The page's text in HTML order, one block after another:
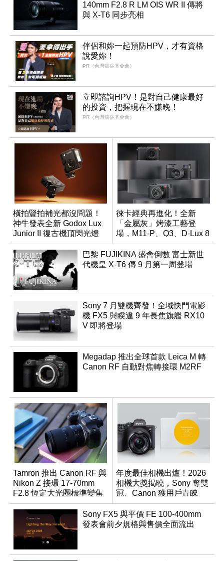
140mm F2.8 R LM OIS WR II 傳將
與 X-T6 同步亮相
伴侶和妳一起預防HPV，才有資格
說愛妳！
PR（台灣癌症基金會）
立即諮詢HPV！是對自己健康最好
的投資，把握現在不嫌晚！
PR（台灣癌症基金會）
橫拍豎拍補光都沒問題！
神牛發表全新 Godox Lux
Junior II 復古機頂閃光燈
徠卡經典再進化！全新
「金屬灰」烤漆工藝登
場，M11-P、Q3、D-Lux 8
領銜換裝
巴黎 FUJIKINA 盛會倒數 富士新世
代機皇 X-T6 傳 9 月第一周登場
Sony 7 月雙機齊發！全域快門電影
機 FX5 與睽違 9 年長焦旗艦 RX10
V 即將登場
Megadap 推出全球首款 Leica M 轉
Canon RF 自動對焦轉接環 M2RF
Tamron 推出 Canon RF 與
Nikon Z 接環 17-70mm
F2.8 恆定大光圈標準變焦
鏡
年度最佳相機出爐！2026
相機大獎揭曉，Sony 奪雙
冠、Canon 獲用戶青睞
Sony FX5 與平價 FE 100-400mm
發表會前夕規格與售價全面流出